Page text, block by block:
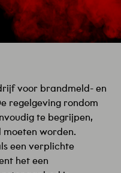
voor brandmeld- en
regelgeving rondom
te begrijpen,
worden.
een verplichte
het een